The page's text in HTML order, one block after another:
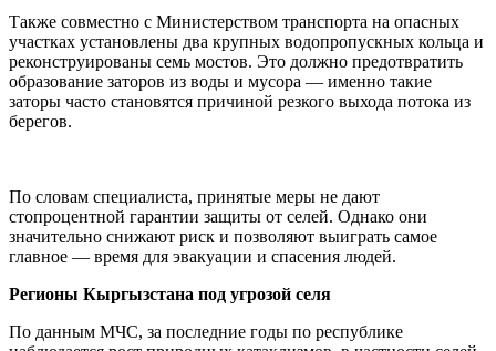
Также совместно с Министерством транспорта на опасных
участках установлены два крупных водопропускных кольца и
реконструированы семь мостов. Это должно предотвратить
образование заторов из воды и мусора — именно такие
заторы часто становятся причиной резкого выхода потока из
берегов.
По словам специалиста, принятые меры не дают
стопроцентной гарантии защиты от селей. Однако они
значительно снижают риск и позволяют выиграть самое
главное — время для эвакуации и спасения людей.
Регионы Кыргызстана под угрозой селя
По данным МЧС, за последние годы по республике